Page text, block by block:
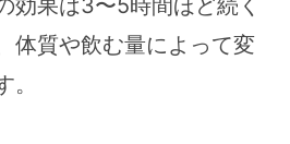
効果は3〜5時間ほど続く
体質や飲む量によって変